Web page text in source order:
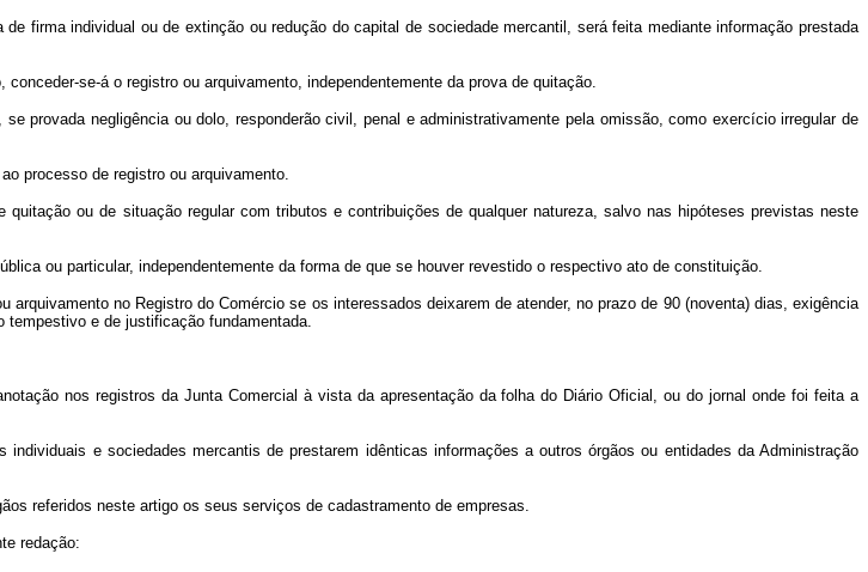
firma individual ou de extinção ou redução do capital de sociedade mercantil, será feita mediante informação prestada
se-á o registro ou arquivamento, independentemente da prova de quitação.
provada negligência ou dolo, responderão civil, penal e administrativamente pela omissão, como exercício irregular de
processo de registro ou arquivamento.
ou de situação regular com tributos e contribuições de qualquer natureza, salvo nas hipóteses previstas neste
ou particular, independentemente da forma de que se houver revestido o respectivo ato de constituição.
no Registro do Comércio se os interessados deixarem de atender, no prazo de 90 (noventa) dias, exigência
tempestivo e de justificação fundamentada.
nos registros da Junta Comercial à vista da apresentação da folha do Diário Oficial, ou do jornal onde foi feita a
e sociedades mercantis de prestarem idênticas informações a outros órgãos ou entidades da Administração
referidos neste artigo os seus serviços de cadastramento de empresas.
redação: